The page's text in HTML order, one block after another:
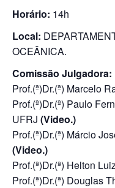
Horário: 14h
Local:
OCEÂNICA.
Comissão Julgadora:
Prof.(ª)Dr.(ª) Marcelo
Prof.(ª)Dr.(ª) Paulo
UFRJ (Video.)
Prof.(ª)Dr.(ª) Márcio
(Video.)
Prof.(ª)Dr.(ª) Helton
Prof.(ª)Dr.(ª) Douglas